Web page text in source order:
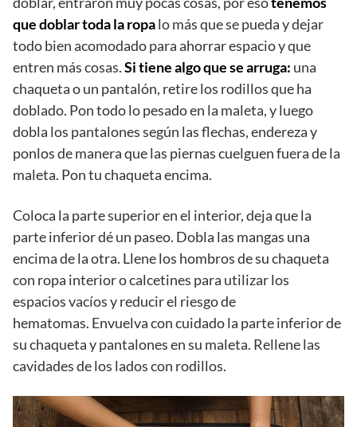
que doblar toda la ropalo más que se pueda y dejar
todo bien acomodado para ahorrar espacio y que
entren más cosas.Si tiene algo que se arruga: una
chaqueta o un pantalón, retire los rodillos que ha
doblado. Pon todo lo pesado en la maleta, y luego
dobla los pantalones según las flechas, endereza y
ponlos de manera que las piernas cuelguen fuera de la
maleta. Pon tu chaqueta encima.
Coloca la parte superior en el interior, deja que la
parte inferior dé un paseo. Dobla las mangas una
encima de la otra. Llene los hombros de su chaqueta
con ropa interior o calcetines para utilizar los
espacios vacíos y reducir el riesgo de
hematomas. Envuelva con cuidado la parte inferior de
su chaqueta y pantalones en su maleta. Rellene las
cavidades de los lados con rodillos.